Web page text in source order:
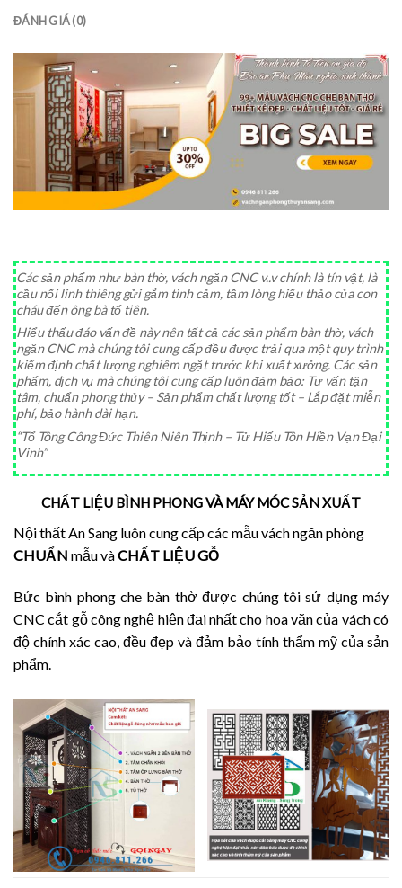
ĐÁNH GIÁ (0)
Các sản phẩm như bàn thờ, vách ngăn CNC v..v chính là tín vật, là
cầu nối linh thiêng gửi gắm tình cảm, tầm lòng hiếu thảo của con
cháu đến ông bà tổ tiên.
Hiểu thấu đáo vấn đề này nên tất cả các sản phẩm bàn thờ, vách
ngăn CNC mà chúng tôi cung cấp đều được trải qua một quy trình
kiểm định chất lượng nghiêm ngặt trước khi xuất xưởng. Các sản
phẩm, dịch vụ mà chúng tôi cung cấp luôn đảm bảo: Tư vấn tận
tâm, chuẩn phong thủy – Sản phẩm chất lượng tốt – Lắp đặt miễn
phí, bảo hành dài hạn.
“Tổ Tông Công Đức Thiên Niên Thịnh – Tử Hiếu Tôn Hiền Vạn Đại
Vinh”
CHẤT LIỆU BÌNH PHONG VÀ MÁY MÓC SẢN XUẤT
Nội thất An Sang luôn cung cấp các mẫu vách ngăn phòng
CHUẨN mẫu vàCHẤT LIỆU GỖ
Bức bình phong che bàn thờ được chúng tôi sử dụng máy
CNC cắt gỗ công nghệ hiện đại nhất cho hoa văn của vách có
độ chính xác cao, đều đẹp và đảm bảo tính thẩm mỹ của sản
phẩm.